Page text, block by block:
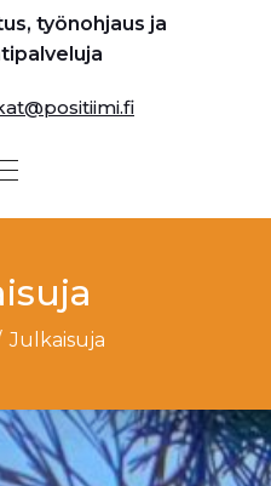
työnohjaus ja
Toggle
Julkaisuja